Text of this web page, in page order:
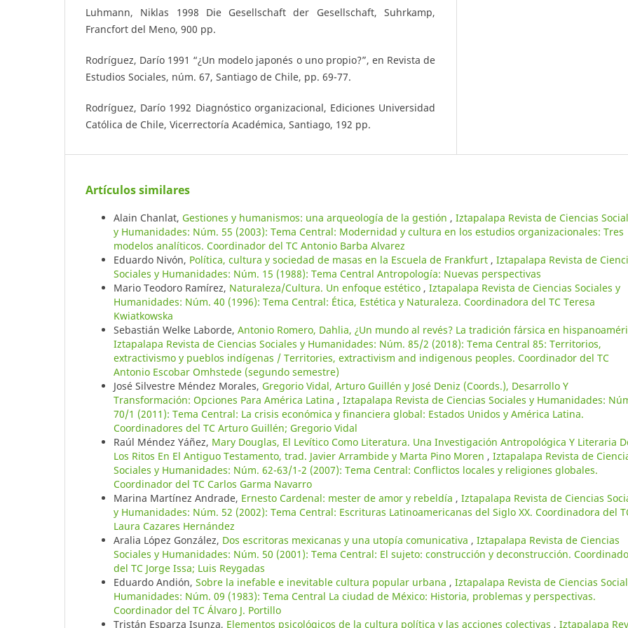
Luhmann, Niklas 1998 Die Gesellschaft der Gesellschaft, Suhrkamp,
Francfort del Meno, 900 pp.
Rodríguez, Darío 1991 “¿Un modelo japonés o uno propio?”, en Revista de
Estudios Sociales, núm. 67, Santiago de Chile, pp. 69-77.
Rodríguez, Darío 1992 Diagnóstico organizacional, Ediciones Universidad
Católica de Chile, Vicerrectoría Académica, Santiago, 192 pp.
Artículos similares
Alain Chanlat, Gestiones y humanismos: una arqueología de la gestión , Iztapalapa Revista de Ciencias
y Humanidades: Núm. 55 (2003): Tema Central: Modernidad y cultura en los estudios organizacionales: Tres
modelos analíticos. Coordinador del TC Antonio Barba Alvarez
Eduardo Nivón, Política, cultura y sociedad de masas en la Escuela de Frankfurt , Iztapalapa Revista de
Sociales y Humanidades: Núm. 15 (1988): Tema Central Antropología: Nuevas perspectivas
Mario Teodoro Ramírez, Naturaleza/Cultura. Un enfoque estético , Iztapalapa Revista de Ciencias Sociales y
Humanidades: Núm. 40 (1996): Tema Central: Ética, Estética y Naturaleza. Coordinadora del TC Teresa
Kwiatkowska
Sebastián Welke Laborde, Antonio Romero, Dahlia, ¿Un mundo al revés? La tradición fársica en
Iztapalapa Revista de Ciencias Sociales y Humanidades: Núm. 85/2 (2018): Tema Central 85: Territorios,
extractivismo y pueblos indígenas / Territories, extractivism and indigenous peoples. Coordinador del TC
Antonio Escobar Omhstede (segundo semestre)
José Silvestre Méndez Morales, Gregorio Vidal, Arturo Guillén y José Deniz (Coords.), Desarrollo Y
Transformación: Opciones Para América Latina , Iztapalapa Revista de Ciencias Sociales y Humanidades:
70/1 (2011): Tema Central: La crisis económica y financiera global: Estados Unidos y América Latina.
Coordinadores del TC Arturo Guillén; Gregorio Vidal
Raúl Méndez Yáñez, Mary Douglas, El Levítico Como Literatura. Una Investigación Antropológica Y Literaria
Los Ritos En El Antiguo Testamento, trad. Javier Arrambide y Marta Pino Moren , Iztapalapa Revista de
Sociales y Humanidades: Núm. 62-63/1-2 (2007): Tema Central: Conflictos locales y religiones globales.
Coordinador del TC Carlos Garma Navarro
Marina Martínez Andrade, Ernesto Cardenal: mester de amor y rebeldía , Iztapalapa Revista de Ciencias
y Humanidades: Núm. 52 (2002): Tema Central: Escrituras Latinoamericanas del Siglo XX. Coordinadora del
Laura Cazares Hernández
Aralia López González, Dos escritoras mexicanas y una utopía comunicativa , Iztapalapa Revista de Ciencias
Sociales y Humanidades: Núm. 50 (2001): Tema Central: El sujeto: construcción y deconstrucción.
del TC Jorge Issa; Luis Reygadas
Eduardo Andión, Sobre la inefable e inevitable cultura popular urbana , Iztapalapa Revista de Ciencias
Humanidades: Núm. 09 (1983): Tema Central La ciudad de México: Historia, problemas y perspectivas.
Coordinador del TC Álvaro J. Portillo
Tristán Esparza Isunza, Elementos psicológicos de la cultura política y las acciones colectivas , Iztapalapa